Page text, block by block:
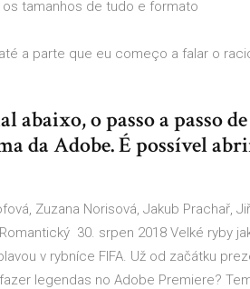
tamanhos de tudo e formato
a parte que eu começo a falar o
abaixo, o passo a passo
da Adobe. É possível
Zuzana Norisová, Jakub Prachař,
30. srpen 2018 Velké ryby
v rybníce FIFA. Už od začátku
legendas no Adobe Premiere?